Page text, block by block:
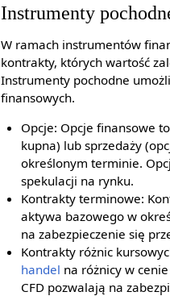
Instrumenty
W ramach instrumentów
kontrakty, których wartość
Instrumenty pochodne
finansowych.
Opcje: Opcje finansowe
kupna) lub sprzedaży
określonym terminie.
spekulacji na rynku.
Kontrakty terminowe:
aktywa bazowego w
na zabezpieczenie się
Kontrakty różnic
handel na różnicy w
CFD pozwalają na